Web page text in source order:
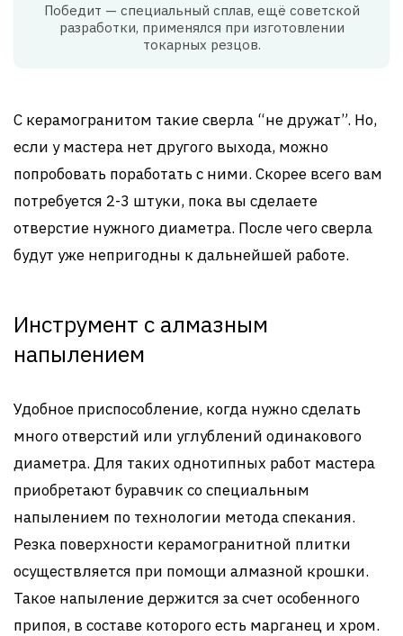
Победит — специальный сплав, ещё советской
разработки, применялся при изготовлении
токарных резцов.
С керамогранитом такие сверла “не дружат”. Но,
если у мастера нет другого выхода, можно
попробовать поработать с ними. Скорее всего вам
потребуется 2-3 штуки, пока вы сделаете
отверстие нужного диаметра. После чего сверла
будут уже непригодны к дальнейшей работе.
Инструмент с алмазным
напылением
Удобное приспособление, когда нужно сделать
много отверстий или углублений одинакового
диаметра. Для таких однотипных работ мастера
приобретают буравчик со специальным
напылением по технологии метода спекания.
Резка поверхности керамогранитной плитки
осуществляется при помощи алмазной крошки.
Такое напыление держится за счет особенного
припоя, в составе которого есть марганец и хром.